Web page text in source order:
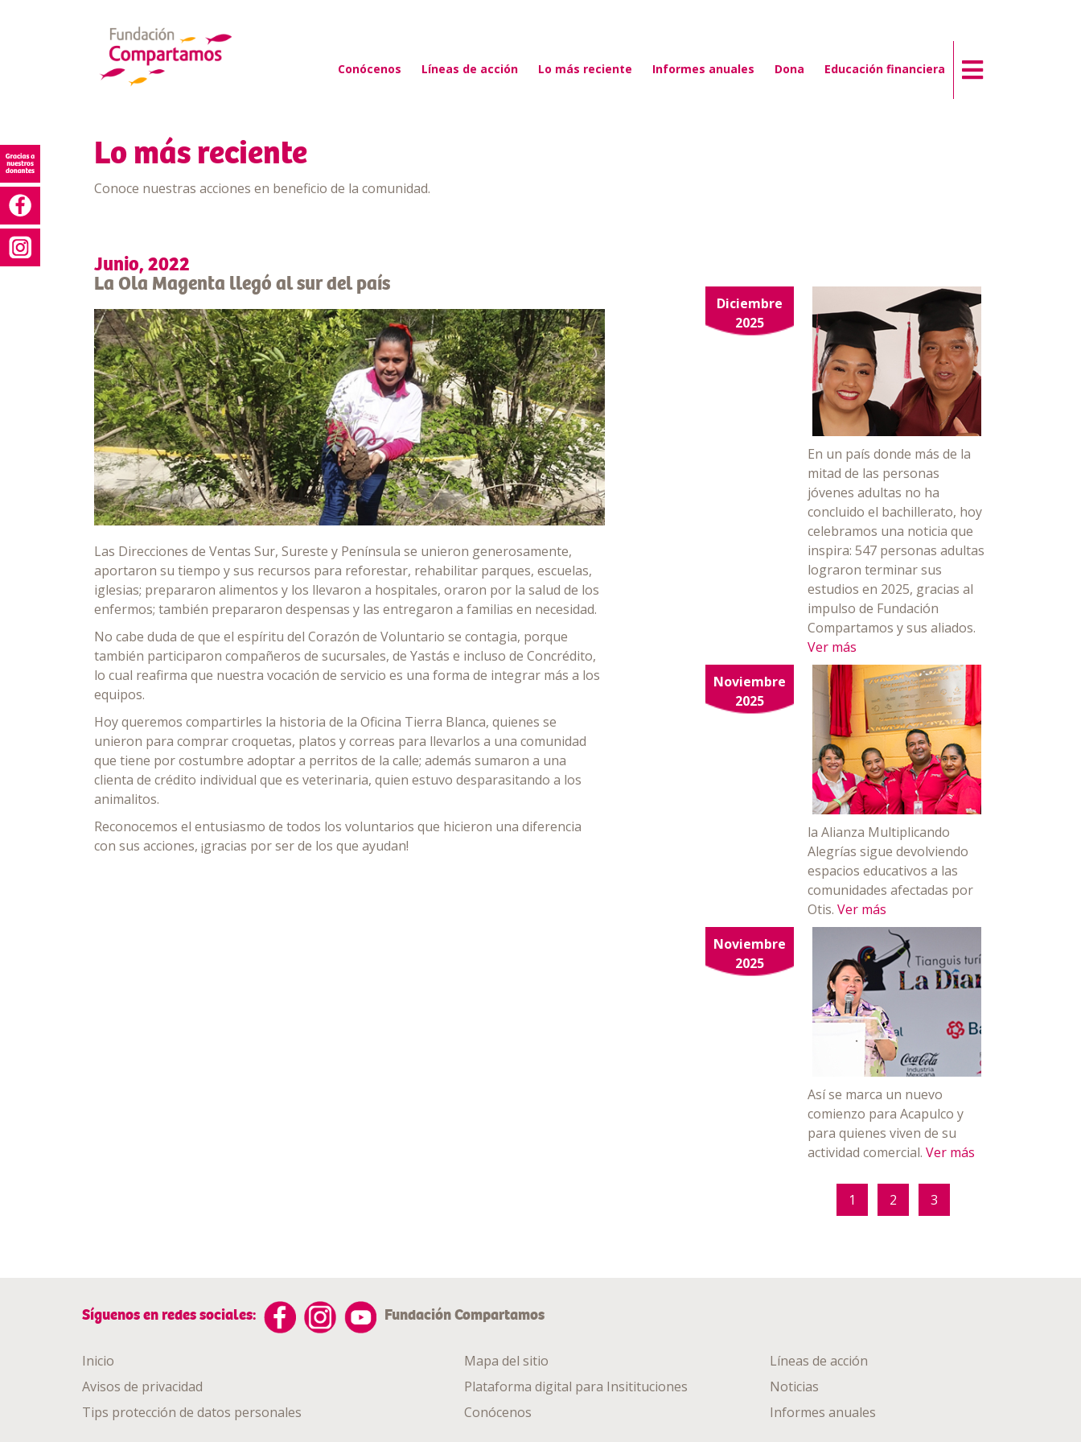
Conócenos Líneas de acción Lo más reciente Informes anuales Dona Educación financiera
Lo más reciente
Conoce nuestras acciones en beneficio de la comunidad.
Junio, 2022
La Ola Magenta llegó al sur del país
Las Direcciones de Ventas Sur, Sureste y Península se unieron generosamente,
aportaron su tiempo y sus recursos para reforestar, rehabilitar parques, escuelas,
iglesias; prepararon alimentos y los llevaron a hospitales, oraron por la salud de los
enfermos; también prepararon despensas y las entregaron a familias en necesidad.
No cabe duda de que el espíritu del Corazón de Voluntario se contagia, porque
también participaron compañeros de sucursales, de Yastás e incluso de Concrédito,
lo cual reafirma que nuestra vocación de servicio es una forma de integrar más a los
equipos.
Hoy queremos compartirles la historia de la Oficina Tierra Blanca, quienes se
unieron para comprar croquetas, platos y correas para llevarlos a una comunidad
que tiene por costumbre adoptar a perritos de la calle; además sumaron a una
clienta de crédito individual que es veterinaria, quien estuvo desparasitando a los
animalitos.
Reconocemos el entusiasmo de todos los voluntarios que hicieron una diferencia
con sus acciones, ¡gracias por ser de los que ayudan!
Diciembre
2025
En un país donde más de la
mitad de las personas
jóvenes adultas no ha
concluido el bachillerato, hoy
celebramos una noticia que
inspira: 547 personas adultas
lograron terminar sus
estudios en 2025, gracias al
impulso de Fundación
Compartamos y sus aliados.
Ver más
Noviembre
2025
la Alianza Multiplicando
Alegrías sigue devolviendo
espacios educativos a las
comunidades afectadas por
Otis. Ver más
Noviembre
2025
Así se marca un nuevo
comienzo para Acapulco y
para quienes viven de su
actividad comercial. Ver más
1 2 3
Síguenos en redes sociales: Fundación Compartamos
Inicio Mapa del sitio
Líneas de acción
Avisos de privacidad
Plataforma digital para Insitituciones
Noticias
Tips protección de datos personales
Conócenos Informes anuales